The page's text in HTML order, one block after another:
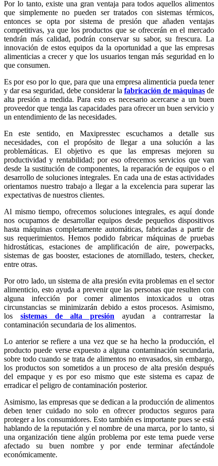
Por lo tanto, existe una gran ventaja para todos aquellos alimentos
que simplemente no pueden ser tratados con sistemas térmicos,
entonces se opta por sistema de presión que añaden ventajas
competitivas, ya que los productos que se ofrecerán en el mercado
tendrán más calidad, podrán conservar su sabor, su frescura. La
innovación de estos equipos da la oportunidad a que las empresas
alimenticias a crecer y que los usuarios tengan más seguridad en lo
que consumen.
Es por eso por lo que, para que una empresa alimenticia pueda tener
y dar esa seguridad, debe considerar la fabricación de máquinas de
alta presión a medida. Para esto es necesario acercarse a un buen
proveedor que tenga las capacidades para ofrecer un buen servicio y
un entendimiento de las necesidades.
En este sentido, en Maxipresstec escuchamos a detalle sus
necesidades, con el propósito de llegar a una solución a las
problemáticas. El objetivo es que las empresas mejoren su
productividad y rentabilidad; por eso ofrecemos servicios que van
desde la sustitución de componentes, la reparación de equipos o el
desarrollo de soluciones integrales. En cada una de estas actividades
orientamos nuestro trabajo a llegar a la excelencia para superar las
expectativas de nuestros clientes.
Al mismo tiempo, ofrecemos soluciones integrales, es aquí donde
nos ocupamos de desarrollar equipos desde pequeños dispositivos
hasta máquinas completamente automáticas, fabricadas a partir de
sus requerimientos. Hemos podido fabricar máquinas de pruebas
hidrostáticas, estaciones de amplificación de aire, powerpacks,
sistemas de gas booster, estaciones de atornillado, testers, checker,
entre otras.
Por otro lado, un sistema de alta presión evita problemas en el sector
alimenticio, esto ayuda a prevenir que las personas que resulten con
alguna infección por comer alimentos intoxicados u otras
circunstancias se minimizarán debido a estos procesos. Asimismo,
los sistemas de alta presión ayudan a contrarrestar la
contaminación secundaria de los alimentos.
Lo anterior se refiere a una vez que se ha hecho la producción, el
producto puede verse expuesto a alguna contaminación secundaria,
sobre todo cuando se trata de alimentos no envasados, sin embargo,
los productos son sometidos a un proceso de alta presión después
del empaque y es por eso mismo que este sistema es capaz de
erradicar el peligro de contaminación posterior.
Asimismo, las empresas que se dedican a la producción de alimentos
deben tener cuidado no solo en ofrecer productos seguros para
proteger a los consumidores. Esto también es importante pues se está
hablando de la reputación y el nombre de una marca, por lo tanto, si
una organización tiene algún problema por este tema puede verse
afectado su buen nombre y por ende terminar afectándole
económicamente.